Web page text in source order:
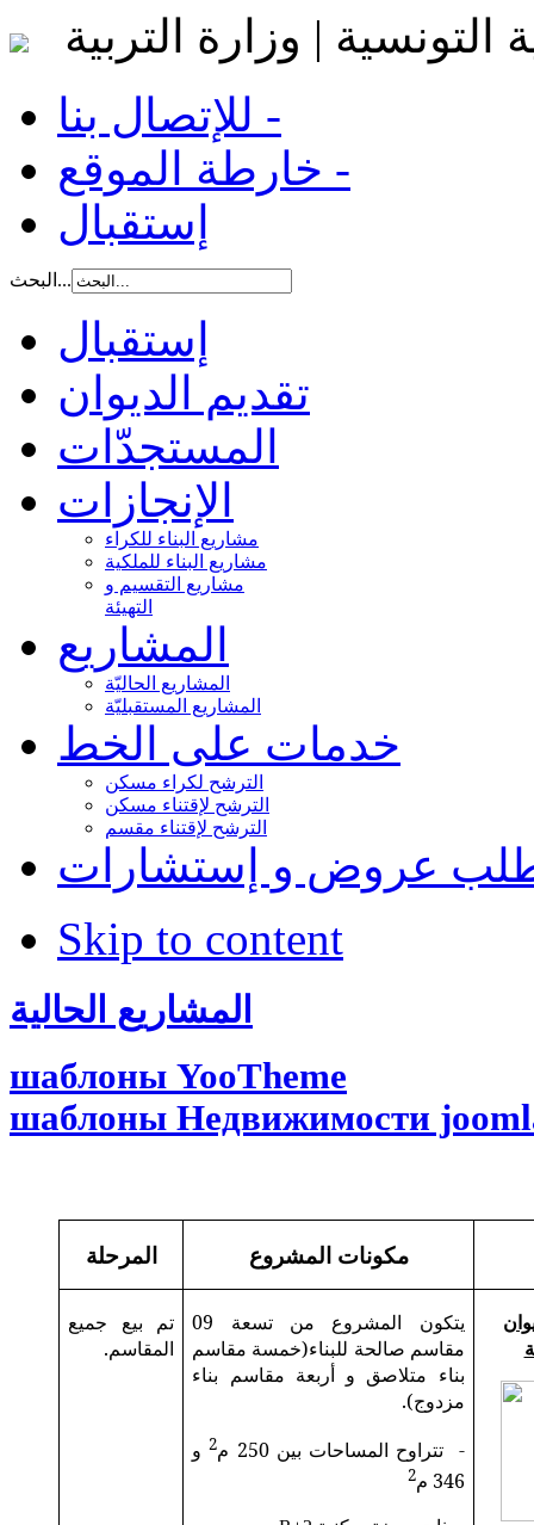
التونسية | وزارة التربية
للإتصال بنا -
خارطة الموقع -
إستقبال
البحث...
إستقبال
تقديم الديوان
المستجدّات
الإنجازات
مشاريع البناء للكراء
مشاريع البناء للملكية
مشاريع التقسيم و
التهيئة
المشاريع
المشاريع الحاليّة
المشاريع المستقبليّة
خدمات على الخط
الترشح لكراء مسكن
الترشح لإقتناء مسكن
الترشح لإقتناء مقسم
عروض و إستشارات
Skip to content
المشاريع الحالية
шаблоны YooTheme
шаблоны Недвижимости
مكونات المشروع المرحلة
يتكون المشروع من تسعة 09
مقاسم صالحة للبناء(خمسة مقاسم
بناء متلاصق و أربعة مقاسم بناء
مزدوج).
- تتراوح المساحات بين 250 م 2و
346 م
2
تم بيع جميع
المقاسم.